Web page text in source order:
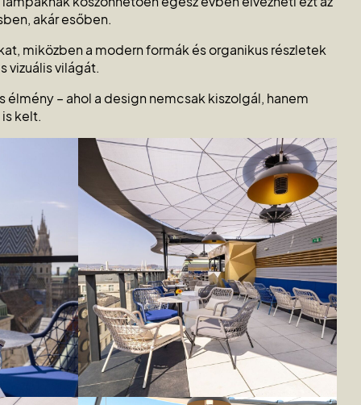
akár esőben.
miközben a modern formák és organikus részletek
vizuális világát.
– ahol a design nemcsak kiszolgál, hanem
kelt.